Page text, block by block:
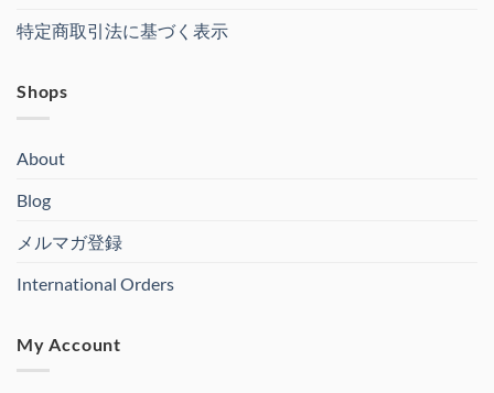
特定商取引法に基づく表示
Shops
About
Blog
メルマガ登録
International Orders
My Account